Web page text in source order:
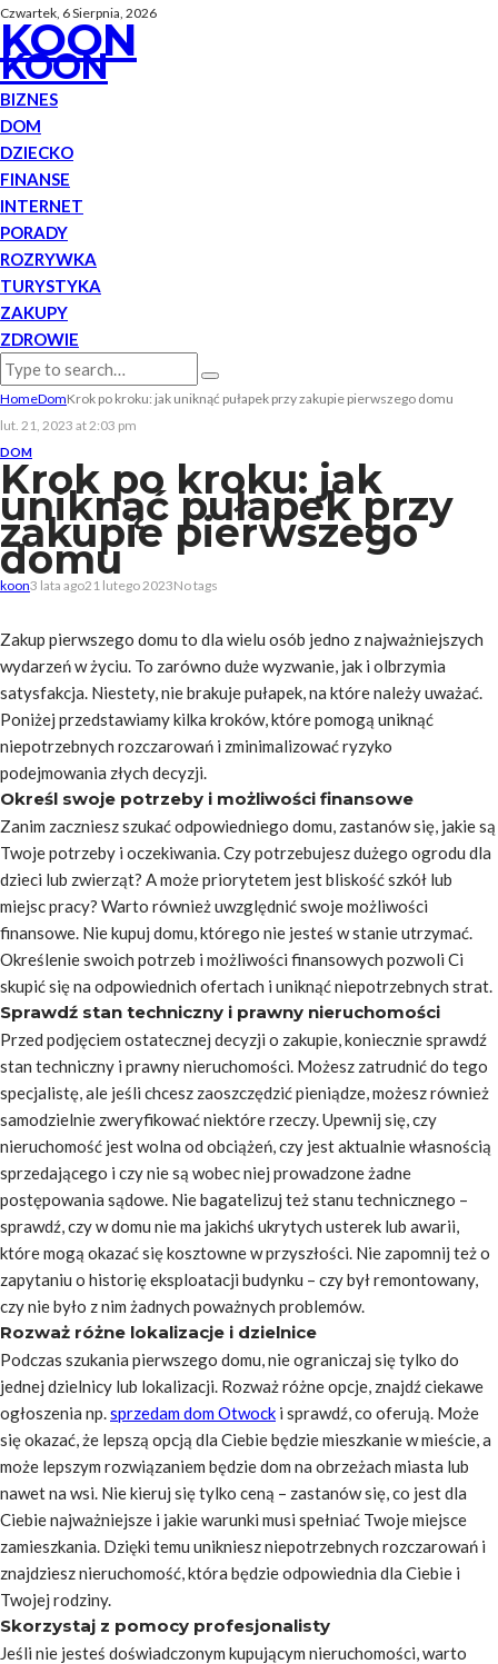
Czwartek, 6 Sierpnia, 2026
KOON
KOON
BIZNES
DOM
DZIECKO
FINANSE
INTERNET
PORADY
ROZRYWKA
TURYSTYKA
ZAKUPY
ZDROWIE
HomeDomKrok po kroku: jak uniknąć pułapek przy zakupie pierwszego domu
lut. 21, 2023 at 2:03 pm
DOM
Krok po kroku: jak
uniknąć pułapek przy
zakupie pierwszego
domu
koon3 lata ago21 lutego 2023No tags
Zakup pierwszego domu to dla wielu osób jedno z najważniejszych
wydarzeń w życiu. To zarówno duże wyzwanie, jak i olbrzymia
satysfakcja. Niestety, nie brakuje pułapek, na które należy uważać.
Poniżej przedstawiamy kilka kroków, które pomogą uniknąć
niepotrzebnych rozczarowań i zminimalizować ryzyko
podejmowania złych decyzji.
Określ swoje potrzeby i możliwości finansowe
Zanim zaczniesz szukać odpowiedniego domu, zastanów się, jakie są
Twoje potrzeby i oczekiwania. Czy potrzebujesz dużego ogrodu dla
dzieci lub zwierząt? A może priorytetem jest bliskość szkół lub
miejsc pracy? Warto również uwzględnić swoje możliwości
finansowe. Nie kupuj domu, którego nie jesteś w stanie utrzymać.
Określenie swoich potrzeb i możliwości finansowych pozwoli Ci
skupić się na odpowiednich ofertach i uniknąć niepotrzebnych strat.
Sprawdź stan techniczny i prawny nieruchomości
Przed podjęciem ostatecznej decyzji o zakupie, koniecznie sprawdź
stan techniczny i prawny nieruchomości. Możesz zatrudnić do tego
specjalistę, ale jeśli chcesz zaoszczędzić pieniądze, możesz również
samodzielnie zweryfikować niektóre rzeczy. Upewnij się, czy
nieruchomość jest wolna od obciążeń, czy jest aktualnie własnością
sprzedającego i czy nie są wobec niej prowadzone żadne
postępowania sądowe. Nie bagatelizuj też stanu technicznego –
sprawdź, czy w domu nie ma jakichś ukrytych usterek lub awarii,
które mogą okazać się kosztowne w przyszłości. Nie zapomnij też o
zapytaniu o historię eksploatacji budynku – czy był remontowany,
czy nie było z nim żadnych poważnych problemów.
Rozważ różne lokalizacje i dzielnice
Podczas szukania pierwszego domu, nie ograniczaj się tylko do
jednej dzielnicy lub lokalizacji. Rozważ różne opcje, znajdź ciekawe
ogłoszenia np.sprzedam dom Otwock i sprawdź, co oferują. Może
się okazać, że lepszą opcją dla Ciebie będzie mieszkanie w mieście, a
może lepszym rozwiązaniem będzie dom na obrzeżach miasta lub
nawet na wsi. Nie kieruj się tylko ceną – zastanów się, co jest dla
Ciebie najważniejsze i jakie warunki musi spełniać Twoje miejsce
zamieszkania. Dzięki temu unikniesz niepotrzebnych rozczarowań i
znajdziesz nieruchomość, która będzie odpowiednia dla Ciebie i
Twojej rodziny.
Skorzystaj z pomocy profesjonalisty
Jeśli nie jesteś doświadczonym kupującym nieruchomości, warto